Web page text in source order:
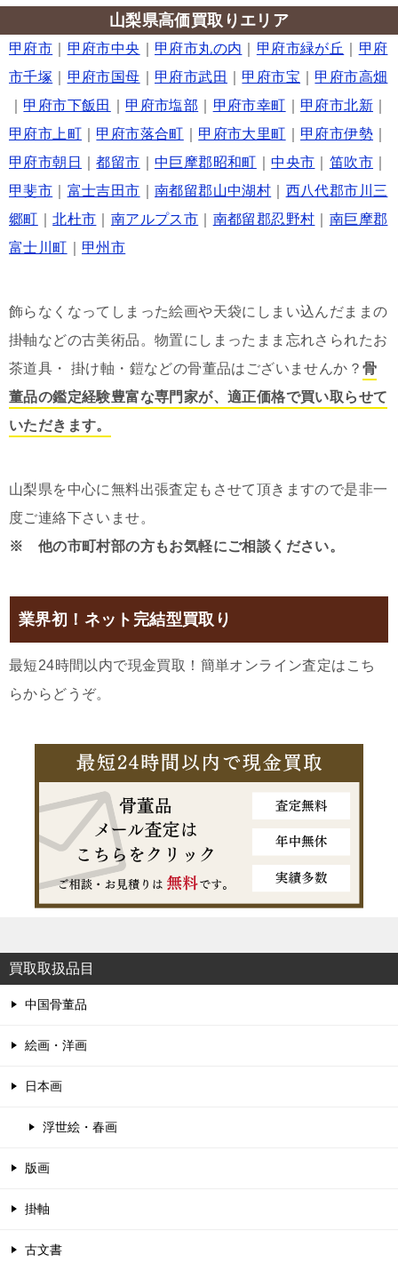
山梨県高価買取りエリア
甲府市 甲府市中央 甲府市丸の内 甲府市緑が丘
甲府
市千塚
甲府市国母 甲府市武田 甲府市宝
甲府市高畑
甲府市下飯田 甲府市塩部 甲府市幸町 甲府市北新
甲府市上町
甲府市落合町 甲府市大里町 甲府市伊勢
甲府市朝日
｜都留市 ｜中巨摩郡昭和町 ｜中央市 笛吹市
甲斐市
富士吉田市 ｜南都留郡山中湖村
西八代郡市川三
郷町
｜北杜市 南アルプス市 南都留郡忍野村
南巨摩郡
富士川町
甲州市
飾らなくなってしまった絵画や天袋にしまい込んだままの
掛軸などの古美術品。物置にしまったまま忘れさられたお
茶道具・ 掛け軸・鎧などの骨董品はございませんか？ 骨
董品の鑑定経験豊富な専門家が、適正価格で買い取らせて
いただきます。
山梨県を中心に無料出張査定もさせて頂きますので是非一
度ご連絡下さいませ。
※ 他の市町村部の方もお気軽にご相談ください。
業界初！ネット完結型買取り
最短24時間以内で現金買取！簡単オンライン査定はこち
らからどうぞ。
買取取扱品目
中国骨董品
絵画・洋画
日本画
浮世絵・春画
版画
掛軸
古文書